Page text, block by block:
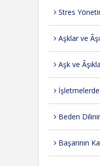
Stres
Aşklar ve
Aşk ve
İşletmelerde
Beden
Başarının